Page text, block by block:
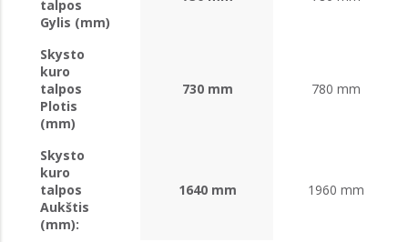
talpos
Gylis (mm)
Skysto
kuro
talpos
Plotis
(mm)
730 mm 780 mm
Skysto
kuro
talpos
Aukštis
(mm):
1640 mm 1960 mm